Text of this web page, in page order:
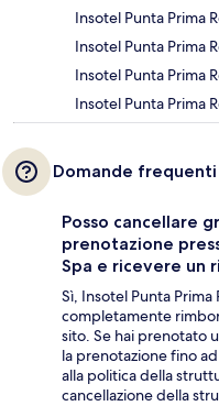
Insotel Punta Prima
Insotel Punta Prima
Insotel Punta Prima
Insotel Punta Prima
Domande frequenti
Posso cancellare
prenotazione
Spa e ricevere un
Sì, Insotel Punta
completamente
sito. Se hai prenotato
la prenotazione fino
alla politica della
cancellazione della